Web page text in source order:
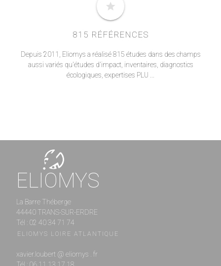
star
815 RÉFÉRENCES
Depuis 2011, Eliomys a réalisé 815 études dans des champs
aussi variés qu'études d'impact, inventaires, diagnostics
écologiques, expertises PLU ...
ELIOMYS
La Barre Théberge
44440 TRANS-SUR-ERDRE
Tél : 02 40 34 71 74
ELIOMYS LOIRE ATLANTIQUE
xavier.loubert @ eliomys . fr